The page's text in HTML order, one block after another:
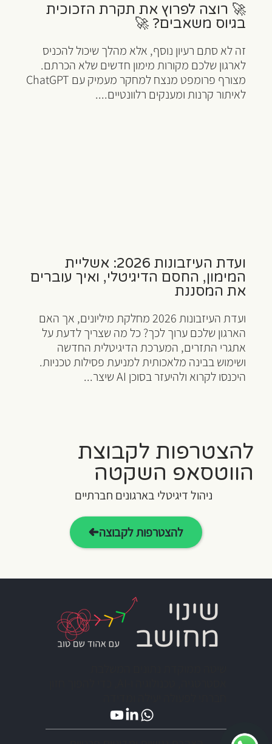
🚀 רוצה לפרוץ את תקרת הזכוכית
בגיוס משאבים? 🚀
זה לא סתם רעיון נוסף, אלא מהלך שיכול להכניס
לארגון שלכם מקורות מימון חדשים שלא הכרתם.
מצורף פרומפט מנצח למחקר מעמיק עם ChatGPT
לאיתור קרנות ומענקים רלוונטיים....
ועדת העיזבונות 2026: אשליית
המימון, החסם הדיגיטלי, ואיך עוברים
את המסננת
ועדת העיזבונות 2026 מחלקת מיליונים, אך האם
הארגון שלכם ערוך לכך? כל מה שצריך לדעת על
אתגרי התזרים, המערכת הדיגיטלית החדשה
ושימוש בבינה מלאכותית למניעת פסילות טכניות.
היכנסו לקרוא ולהיעזר בסוכן AI שיצר...
להצטרפות לקבוצת
הווטסאפ השקטה
ניהול דיגיטלי בארגונים חברתיים
להצטרפות לקבוצה